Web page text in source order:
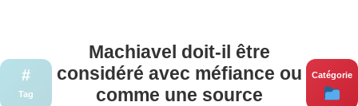
#
Tag
Machiavel doit-il être
considéré avec méfiance ou
comme une source
Catégorie